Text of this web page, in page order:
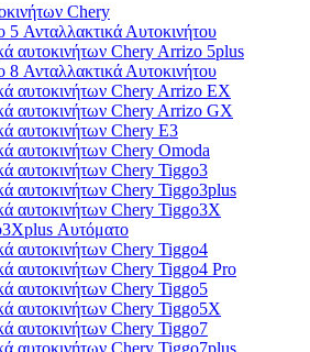
Chery
Ανταλλακτικά Αυτοκινήτου
αυτοκινήτων Chery Arrizo 5plus
Ανταλλακτικά Αυτοκινήτου
αυτοκινήτων Chery Arrizo EX
αυτοκινήτων Chery Arrizo GX
αυτοκινήτων Chery E3
αυτοκινήτων Chery Omoda
αυτοκινήτων Chery Tiggo3
αυτοκινήτων Chery Tiggo3plus
αυτοκινήτων Chery Tiggo3X
Αυτόματο
αυτοκινήτων Chery Tiggo4
αυτοκινήτων Chery Tiggo4 Pro
αυτοκινήτων Chery Tiggo5
αυτοκινήτων Chery Tiggo5X
αυτοκινήτων Chery Tiggo7
αυτοκινήτων Chery Tiggo7plus